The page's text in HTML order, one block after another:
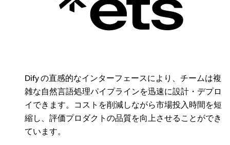
Dify の直感的なインターフェースにより、チームは複
雑な自然言語処理パイプラインを迅速に設計・デプロ
イできます。コストを削減しながら市場投入時間を短
縮し、評価プロダクトの品質を向上させることができ
ています。